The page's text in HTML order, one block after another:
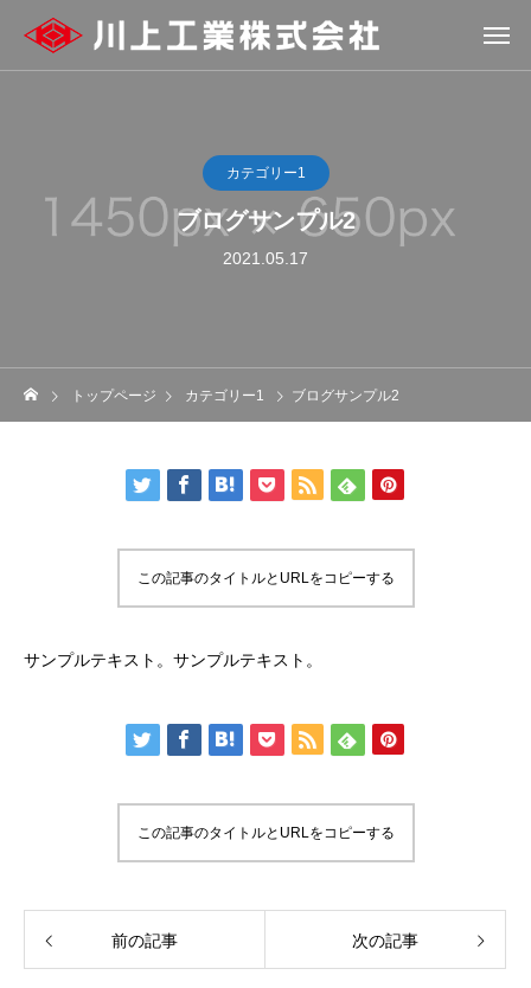
カテゴリー1
ブログサンプル2
2021.05.17
トップページ カテゴリー1 ブログサンプル2
この記事のタイトルとURLをコピーする
サンプルテキスト。サンプルテキスト。
この記事のタイトルとURLをコピーする
前の記事 次の記事